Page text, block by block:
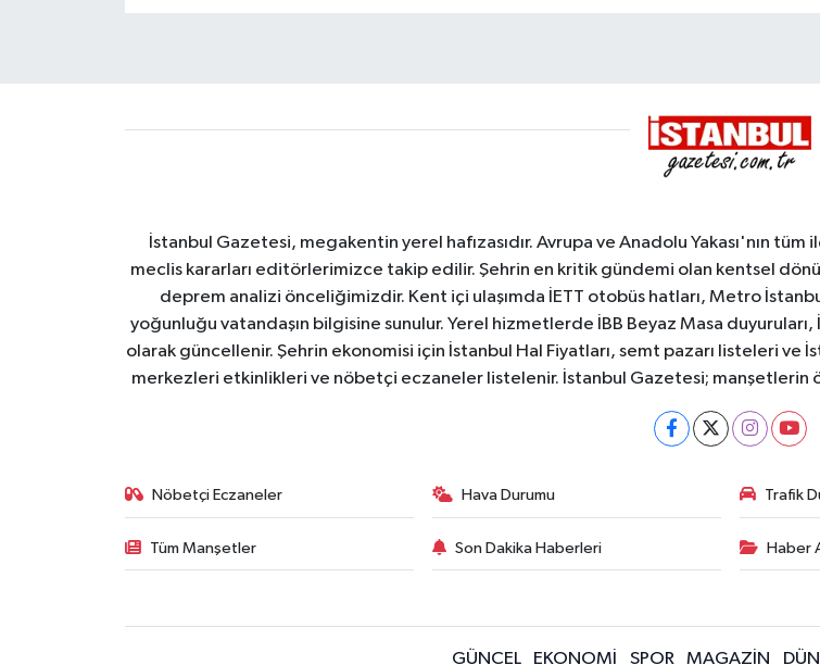
İstanbul Gazetesi, megakentin yerel hafızasıdır. Avrupa ve Anadolu Yakası'nın
meclis kararları editörlerimizce takip edilir. Şehrin en kritik gündemi olan kentsel
deprem analizi önceliğimizdir. Kent içi ulaşımda İETT otobüs hatları, Metro
yoğunluğu vatandaşın bilgisine sunulur. Yerel hizmetlerde İBB Beyaz Masa duyuruları,
olarak güncellenir. Şehrin ekonomisi için İstanbul Hal Fiyatları, semt pazarı listeleri ve
merkezleri etkinlikleri ve nöbetçi eczaneler listelenir. İstanbul Gazetesi; manşetlerin
Nöbetçi Eczaneler Hava Durumu Trafik
Tüm Manşetler Son Dakika Haberleri Haber
GÜNCEL EKONOMİ SPOR MAGAZİN